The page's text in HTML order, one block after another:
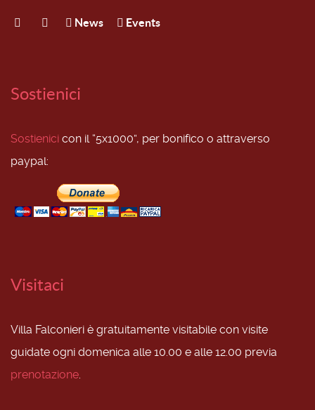
News Events
Sostienici
Sostienici con il “5x1000”, per bonifico o attraverso
paypal:
Visitaci
Villa Falconieri è gratuitamente visitabile con visite
guidate ogni domenica alle 10.00 e alle 12.00 previa
prenotazione